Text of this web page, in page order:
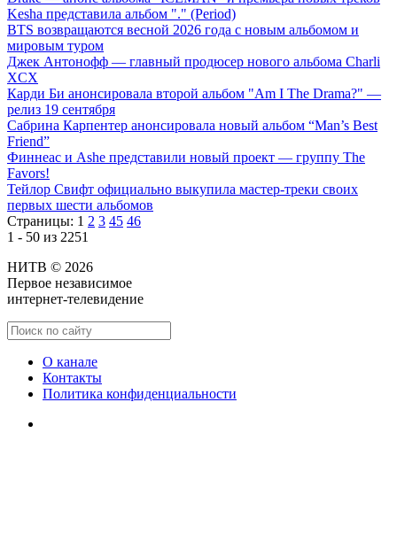
Kesha представила альбом "." (Period)
BTS возвращаются весной 2026 года с новым альбомом и
мировым туром
Джек Антонофф — главный продюсер нового альбома Charli
XCX
Карди Би анонсировала второй альбом "Am I The Drama?" —
релиз 19 сентября
Сабрина Карпентер анонсировала новый альбом “Man’s Best
Friend”
Финнеас и Ashe представили новый проект — группу The
Favors!
Тейлор Свифт официально выкупила мастер-треки своих
первых шести альбомов
Страницы: 1 2 3 45 46
1 - 50 из 2251
НИТВ © 2026
Первое независимое
интернет-телевидение
О канале
Контакты
Политика конфиденциальности